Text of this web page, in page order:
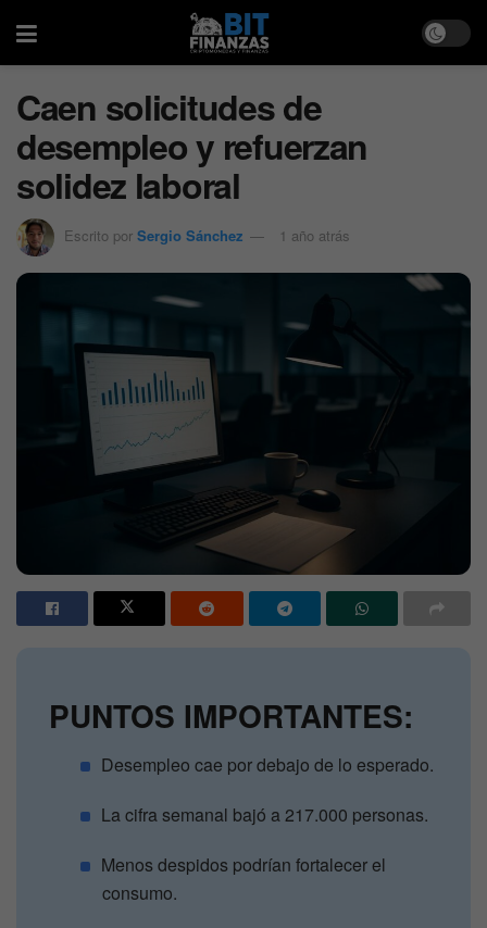
Caen solicitudes de
desempleo y refuerzan
solidez laboral
Escrito por Sergio Sánchez 1 año atrás
PUNTOS IMPORTANTES:
Desempleo cae por debajo de lo esperado.
La cifra semanal bajó a 217.000 personas.
Menos despidos podrían fortalecer el
consumo.